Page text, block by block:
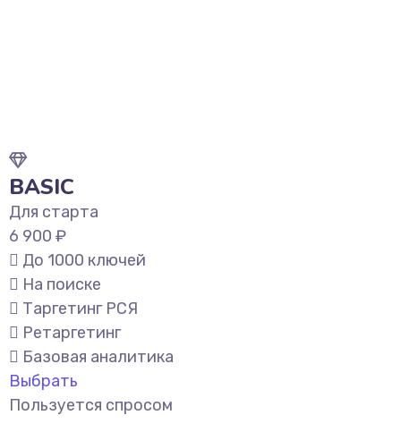
BASIC
Для старта
6 900 ₽
До 1000 ключей
На поиске
Таргетинг РСЯ
Ретаргетинг
Базовая аналитика
Выбрать
Пользуется спросом